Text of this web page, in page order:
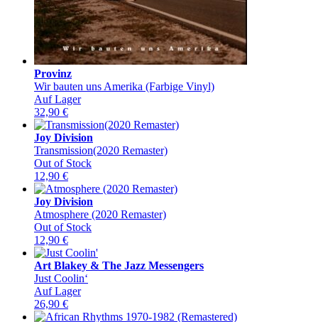
Provinz
Wir bauten uns Amerika (Farbige Vinyl)
Auf Lager
32,90 €
Joy Division
Transmission(2020 Remaster)
Out of Stock
12,90 €
Joy Division
Atmosphere (2020 Remaster)
Out of Stock
12,90 €
Art Blakey & The Jazz Messengers
Just Coolin‘
Auf Lager
26,90 €